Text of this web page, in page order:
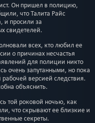
Он пришел в полицию,
что Талита Райс
и просили за
свидетелей.
всех, кто любил ее
о причинах несчастья
для полиции никто
очень запутанными, но пока
версией следствия.
объяснить.
той роковой ночью, как
что скрывают ее близкие и
секреты.